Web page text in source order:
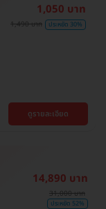
1,050 บาท
1,490 บาท ประหยัด 30%
ดูรายละเอียด
14,890 บาท
31,000 บาท
ประหยัด 52%